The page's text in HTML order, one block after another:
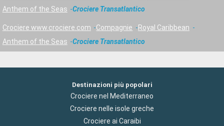
Anthem of the Seas
Crociere Transatlantico
Crociere www.crociere.com Compagnie
Royal Caribbean
Anthem of the Seas
Crociere Transatlantico
Destinazioni più popolari
Crociere nel Mediterraneo
Crociere nelle isole greche
Crociere ai Caraibi